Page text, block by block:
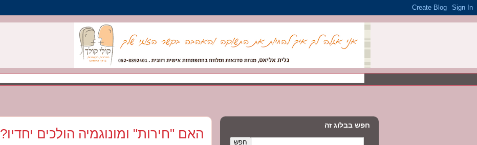
האם "חירות" ומונוגמיה הולכים יחדיו?
חפש בבלוג זה